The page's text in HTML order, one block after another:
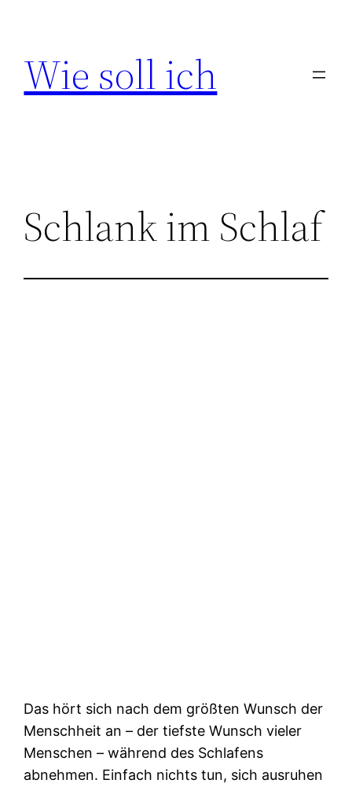
springen
Wie soll ich
Schlank im Schlaf
Das hört sich nach dem größten Wunsch der
Menschheit an – der tiefste Wunsch vieler
Menschen – während des Schlafens
abnehmen. Einfach nichts tun, sich ausruhen